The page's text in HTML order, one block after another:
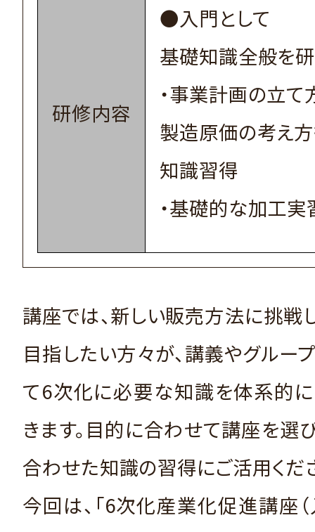
研修内容
●入門として
基礎知識全般を
・事業計画の立て
製造原価の考え
知識習得
・基礎的な加工実
講座では、新しい販売方法に挑戦
目指したい方々が、講義やグルー
て6次化に必要な知識を体系的
きます。目的に合わせて講座を選
合わせた知識の習得にご活用くだ
今回は、「6次化産業化促進講座（